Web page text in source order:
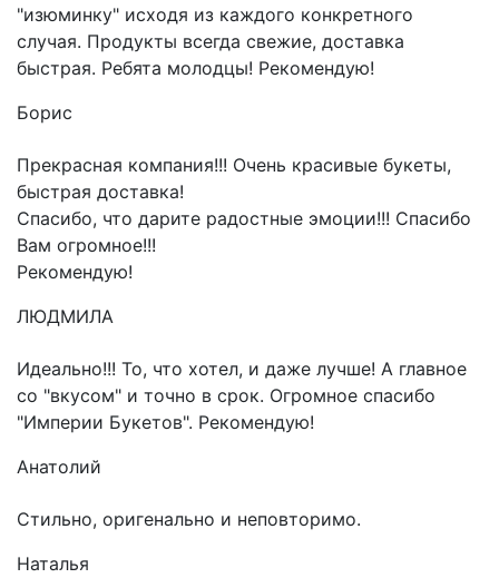
"изюминку" исходя из каждого конкретного
случая. Продукты всегда свежие, доставка
быстрая. Ребята молодцы! Рекомендую!
Борис
Прекрасная компания!!! Очень красивые букеты,
быстрая доставка!
Спасибо, что дарите радостные эмоции!!! Спасибо
Вам огромное!!!
Рекомендую!
ЛЮДМИЛА
Идеально!!! То, что хотел, и даже лучше! А главное
со "вкусом" и точно в срок. Огромное спасибо
"Империи Букетов". Рекомендую!
Анатолий
Стильно, оригенально и неповторимо.
Наталья